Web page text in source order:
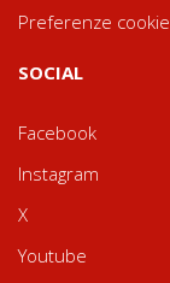
Preferenze cookie
SOCIAL
Facebook
Instagram
X
Youtube